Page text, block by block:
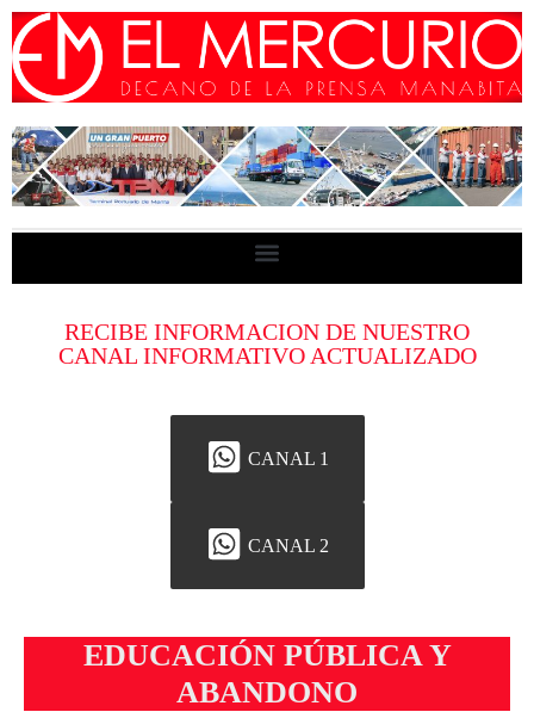
RECIBE INFORMACION DE NUESTRO
CANAL INFORMATIVO ACTUALIZADO
CANAL 1
CANAL 2
EDUCACIÓN PÚBLICA Y
ABANDONO